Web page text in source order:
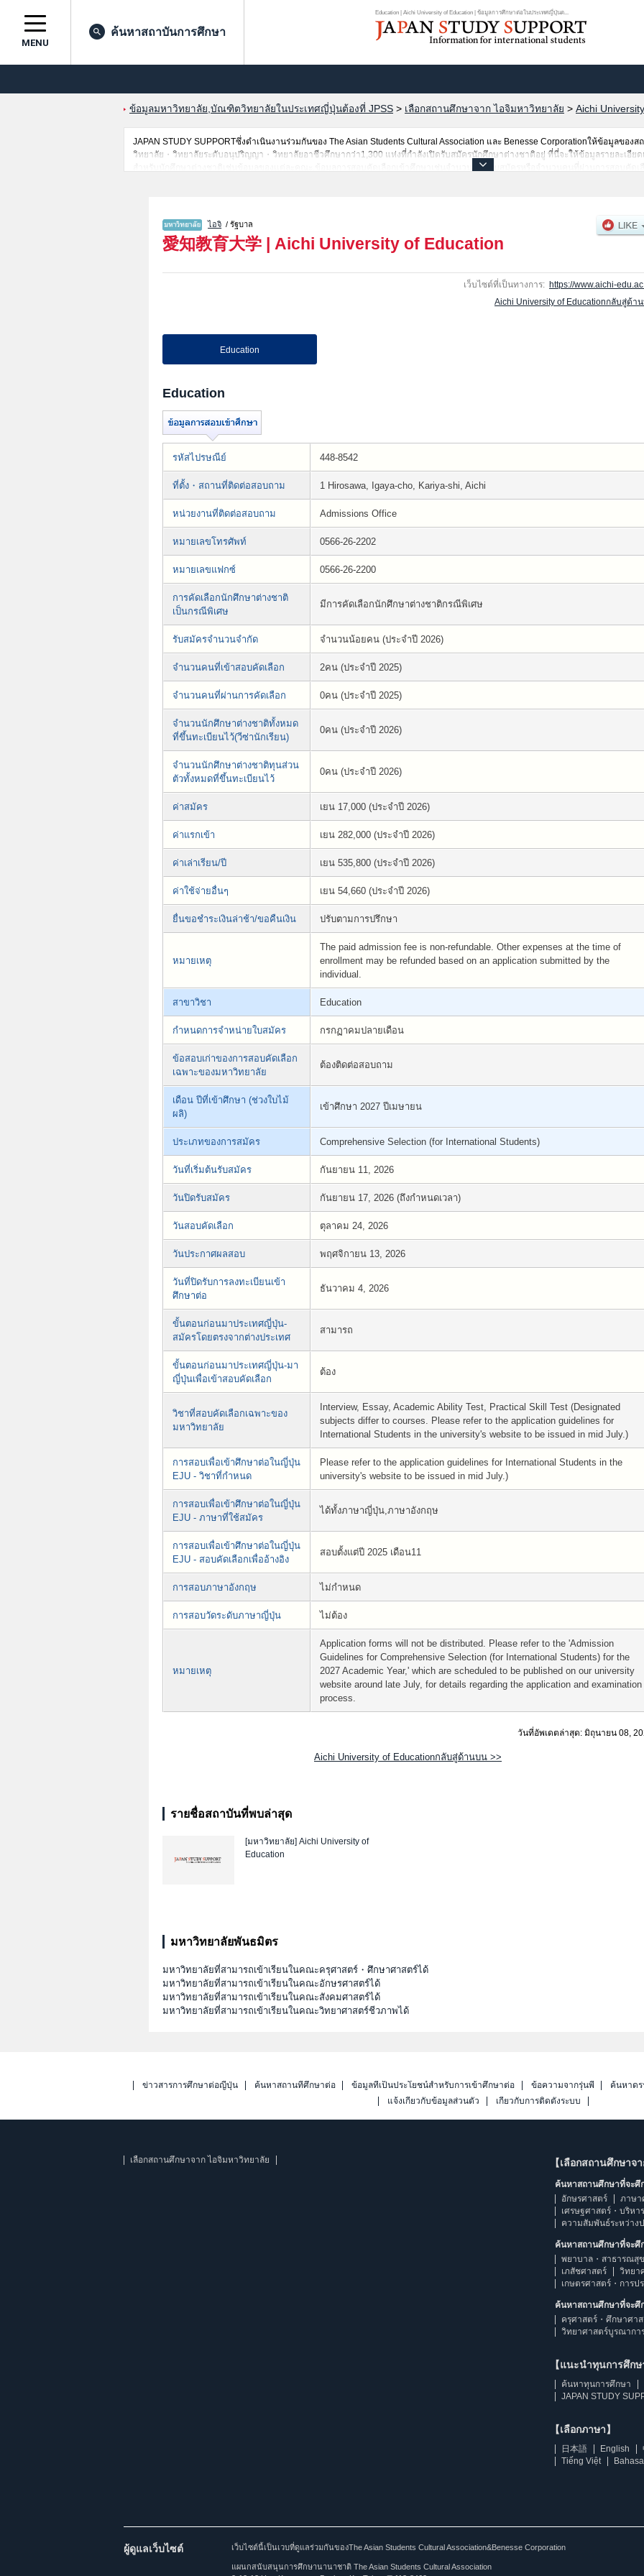
Education | Aichi University of Education | ข้อมูลการศึกษาต่อในประเทศญี่ปุ่นต...
MENU
ค้นหาสถาบันการศึกษา
ข้อมูลมหาวิทยาลัย,บัณฑิตวิทยาลัยในประเทศญี่ปุ่นต้องที่ JPSS > เลือกสถานศึกษาจาก ไอจิมหาวิทยาลัย > Aichi
JAPAN STUDY SUPPORTซึ่งดำเนินงานร่วมกันของ The Asian Students Cultural Association และ Benesse Corporationให้ข้อมูลข
วิทยาลัย・วิทยาลัยระดับอนุปริญญา・วิทยาลัยอาชีวศึกษากว่า1,300 แห่งที่กำลังเปิดรับสมัครนักศึกษาต่างชาติอยู่ ที่นี่จะให้ข้อมูลรายละเอียด
สำหรับนักศึกษาต่างชาติเช่นข้อมูลของแต่ละคณะ,ข้อมูลการสอบคัดเลือกเข้าศึกษาเช่นจำนวนคนที่รับสมัครหรือจำนวนคนที่ผ่านการสอบคัด
ไอจิ / รัฐบาล
愛知教育大学 | Aichi University of Education
เว็บไซต์ที่เป็นทางการ: https://www.aichi-
Aichi University of Educationกลับสู่ด้า
Education
Education
รหัสไปรษณีย์ 448-8542
ที่ตั้ง・สถานที่ติดต่อสอบถาม 1 Hirosawa, Igaya-cho, Kariya-shi, Aichi
หน่วยงานที่ติดต่อสอบถาม Admissions Office
หมายเลขโทรศัพท์ 0566-26-2202
หมายเลขแฟกซ์ 0566-26-2200
การคัดเลือกนักศึกษาต่างชาติ
เป็นกรณีพิเศษ
มีการคัดเลือกนักศึกษาต่างชาติกรณีพิเศษ
รับสมัครจำนวนจำกัด จำนวนน้อยคน (ประจำปี 2026)
จำนวนคนที่เข้าสอบคัดเลือก 2คน (ประจำปี 2025)
จำนวนคนที่ผ่านการคัดเลือก 0คน (ประจำปี 2025)
จำนวนนักศึกษาต่างชาติทั้งหมด
ที่ขึ้นทะเบียนไว้(วีซ่านักเรียน)
0คน (ประจำปี 2026)
จำนวนนักศึกษาต่างชาติทุนส่วน
ตัวทั้งหมดที่ขึ้นทะเบียนไว้
0คน (ประจำปี 2026)
ค่าสมัคร เยน 17,000 (ประจำปี 2026)
ค่าแรกเข้า เยน 282,000 (ประจำปี 2026)
ค่าเล่าเรียน/ปี เยน 535,800 (ประจำปี 2026)
ค่าใช้จ่ายอื่นๆ เยน 54,660 (ประจำปี 2026)
ยื่นขอชำระเงินล่าช้า/ขอคืนเงิน ปรับตามการปรึกษา
หมายเหตุ
The paid admission fee is non-refundable. Other expenses at the time of
enrollment may be refunded based on an application submitted by the
individual.
สาขาวิชา Education
กำหนดการจำหน่ายใบสมัคร กรกฏาคมปลายเดือน
ข้อสอบเก่าของการสอบคัดเลือก
เฉพาะของมหาวิทยาลัย
ต้องติดต่อสอบถาม
เดือน ปีที่เข้าศึกษา (ช่วงใบไม้
ผลิ)
เข้าศึกษา 2027 ปีเมษายน
ประเภทของการสมัคร Comprehensive Selection (for International Students)
วันที่เริ่มต้นรับสมัคร กันยายน 11, 2026
วันปิดรับสมัคร กันยายน 17, 2026 (ถึงกำหนดเวลา)
วันสอบคัดเลือก ตุลาคม 24, 2026
วันประกาศผลสอบ พฤศจิกายน 13, 2026
วันที่ปิดรับการลงทะเบียนเข้า
ศึกษาต่อ
ธันวาคม 4, 2026
ขั้นตอนก่อนมาประเทศญี่ปุ่น-
สมัครโดยตรงจากต่างประเทศ
สามารถ
ขั้นตอนก่อนมาประเทศญี่ปุ่น-มา
ญี่ปุ่นเพื่อเข้าสอบคัดเลือก
ต้อง
วิชาที่สอบคัดเลือกเฉพาะของ
มหาวิทยาลัย
Interview, Essay, Academic Ability Test, Practical Skill Test (Designated
subjects differ to courses. Please refer to the application guidelines for
International Students in the university's website to be issued in mid July.)
การสอบเพื่อเข้าศึกษาต่อในญี่ปุ่น
EJU - วิชาที่กำหนด
Please refer to the application guidelines for International Students in the
university's website to be issued in mid July.)
การสอบเพื่อเข้าศึกษาต่อในญี่ปุ่น
EJU - ภาษาที่ใช้สมัคร
ได้ทั้งภาษาญี่ปุ่น,ภาษาอังกฤษ
การสอบเพื่อเข้าศึกษาต่อในญี่ปุ่น
EJU - สอบคัดเลือกเพื่ออ้างอิง
สอบตั้งแต่ปี 2025 เดือน11
การสอบภาษาอังกฤษ ไม่กำหนด
การสอบวัดระดับภาษาญี่ปุ่น ไม่ต้อง
หมายเหตุ
Application forms will not be distributed. Please refer to the 'Admission
Guidelines for Comprehensive Selection (for International Students) for the
2027 Academic Year,' which are scheduled to be published on our university
website around late July, for details regarding the application and examination
process.
วันที่อัพเดตล่าสุด: มิถุนายน 08,
Aichi University of Educationกลับสู่ด้านบน >>
รายชื่อสถาบันที่พบล่าสุด
[มหาวิทยาลัย] Aichi University of
Education
มหาวิทยาลัยพันธมิตร
มหาวิทยาลัยที่สามารถเข้าเรียนในคณะครุศาสตร์・ศึกษาศาสตร์ได้
มหาวิทยาลัยที่สามารถเข้าเรียนในคณะอักษรศาสตร์ได้
มหาวิทยาลัยที่สามารถเข้าเรียนในคณะสังคมศาสตร์ได้
มหาวิทยาลัยที่สามารถเข้าเรียนในคณะวิทยาศาสตร์ชีวภาพได้
ข่าวสารการศึกษาต่อญี่ปุ่น ค้นหาสถานที่ศึกษาต่อ ข้อมูลที่เป็นประโยชน์สำหรับการเข้าศึกษาต่อ ข้อความจากรุ่นพี่
ค้นหาด
แจ้งเกี่ยวกับข้อมูลส่วนตัว
เกี่ยวกับการติดตั้งระบบ
เลือกสถานศึกษาจาก ไอจิมหาวิทยาลัย 【เลือกสถานศึกษาจ
ค้นหาสถานศึกษาที่จะศึ
อักษรศาสตร์
ภาษา
เศรษฐศาสตร์・บริห
ความสัมพันธ์ระหว่าง
ค้นหาสถานศึกษาที่จะศึ
พยาบาล・สาธารณสุ
เภสัชศาสตร์
วิทยา
เกษตรศาสตร์・การป
ค้นหาสถานศึกษาที่จะศึ
ครุศาสตร์・ศึกษาศา
วิทยาศาสตร์บูรณากา
【แนะนำทุนการศึกษ
ค้นหาทุนการศึกษา
JAPAN STUDY
【เลือกภาษา】
日本語 English
Tiếng Việt
ผู้ดูแลเว็บไซต์ เว็บไซต์นี้เป็นเวบที่ดูแลร่วมกันของThe Asian Students Cultural Association&Benesse Corporation
แผนกสนับสนุนการศึกษานานาชาติ The Asian Students Cultural Association